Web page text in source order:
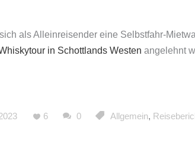
als Alleinreisender eine Selbstfahr-
in Schottlands Westen angelehnt
6 0 Allgemein,